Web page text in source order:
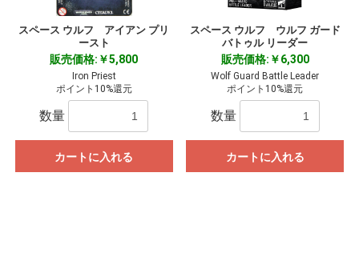
スペース ウルフ アイアン プリ
ースト
販売価格:￥5,800
Iron Priest
ポイント10%還元
数量
カートに入れる
スペース ウルフ ウルフ ガード
バトゥル リーダー
販売価格:￥6,300
Wolf Guard Battle Leader
ポイント10%還元
数量
カートに入れる